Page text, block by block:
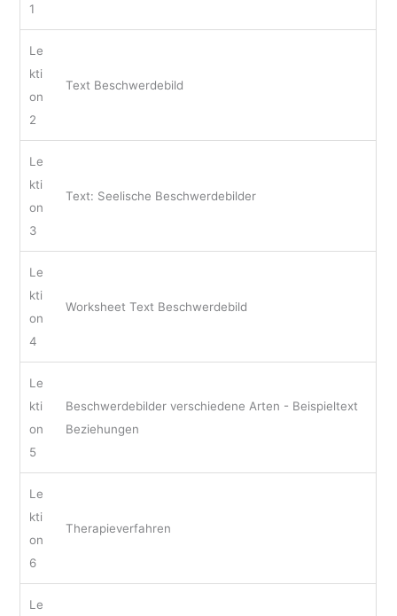
1
Le
kti
on
2
Text Beschwerdebild
Le
kti
on
3
Text: Seelische Beschwerdebilder
Le
kti
on
4
Worksheet Text Beschwerdebild
Le
kti
on
5
Beschwerdebilder verschiedene Arten - Beispieltext
Beziehungen
Le
kti
on
6
Therapieverfahren
Le